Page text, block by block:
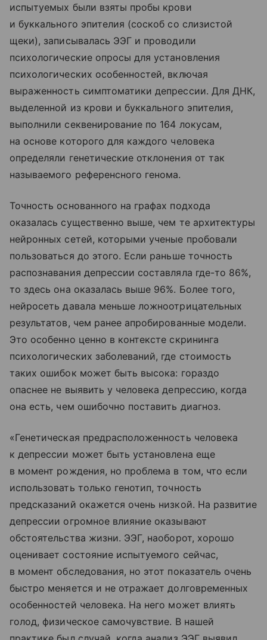
испытуемых были взяты пробы крови
и буккального эпителия (соскоб со слизистой
щеки), записывалась ЭЭГ и проводили
психологические опросы для установления
психологических особенностей, включая
выраженность симптоматики депрессии. Для ДНК,
выделенной из крови и буккального эпителия,
выполнили секвенирование по 164 локусам,
на основе которого для каждого человека
определяли генетические отклонения от так
называемого референсного генома.
Точность основанного на графах подхода
оказалась существенно выше, чем те архитектуры
нейронных сетей, которыми ученые пробовали
пользоваться до этого. Если раньше точность
распознавания депрессии составляла где-то 86%,
то здесь она оказалась выше 96%. Более того,
нейросеть давала меньше ложноотрицательных
результатов, чем ранее апробированные модели.
Это особенно ценно в контексте скрининга
психологических заболеваний, где стоимость
таких ошибок может быть высока: гораздо
опаснее не выявить у человека депрессию, когда
она есть, чем ошибочно поставить диагноз.
«Генетическая предрасположенность человека
к депрессии может быть установлена еще
в момент рождения, но проблема в том, что если
использовать только генотип, точность
предсказаний окажется очень низкой. На развитие
депрессии огромное влияние оказывают
обстоятельства жизни. ЭЭГ, наоборот, хорошо
оценивает состояние испытуемого сейчас,
в момент обследования, но этот показатель очень
быстро меняется и не отражает долговременных
особенностей человека. На него может влиять
голод, физическое самочувствие. В нашей